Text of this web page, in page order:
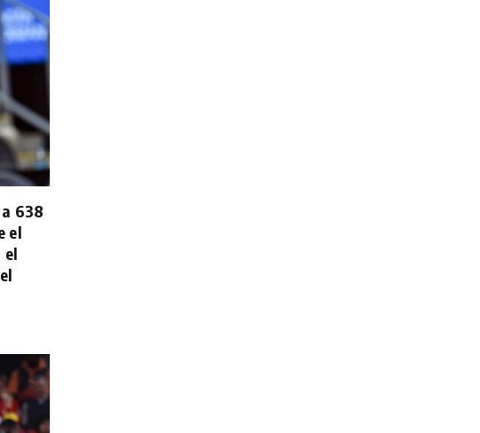
638
el
el